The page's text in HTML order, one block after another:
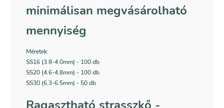
minimálisan megvásárolható
mennyiség
Méretek:
SS16 (3.8-4.0mm) - 100 db
SS20 (4.6-4.8mm) - 100 db
SS30 (6.3-6.5mm) - 50 db